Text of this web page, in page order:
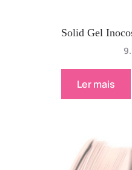
Solid Gel
Ler mais